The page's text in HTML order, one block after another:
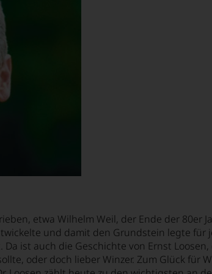
etwa Wilhelm Weil, der Ende der 80er
und damit den Grundstein legte für
ist auch die Geschichte von Ernst Loosen,
oder doch lieber Winzer. Zum Glück für